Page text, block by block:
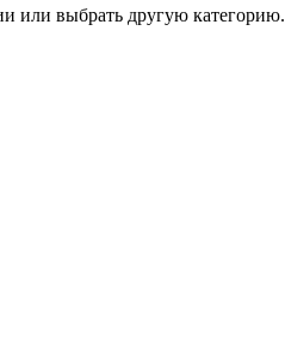
или выбрать другую категорию.